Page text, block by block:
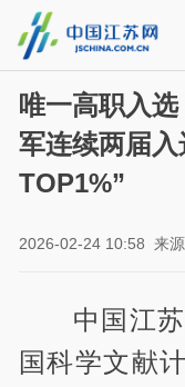
唯一高职入
军连续两届
TOP1%”
2026-02-24 10:58 来
中国江
国科学文献